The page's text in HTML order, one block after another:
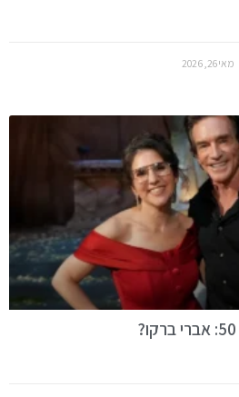
מאי 26, 2026